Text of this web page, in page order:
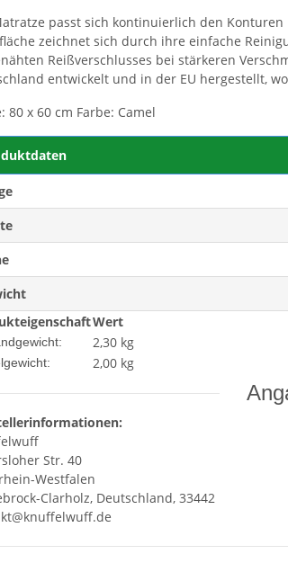
passt sich kontinuierlich den
zeichnet sich durch ihre einfache
Reißverschlusses bei stärkeren
entwickelt und in der EU hergestellt,
80 x 60 cm Farbe: Camel
Wert
2,30 kg
2,00 kg
Str. 40
Westfalen
Clarholz, Deutschland, 33442